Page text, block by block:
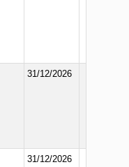
31/12/2026
31/12/2026